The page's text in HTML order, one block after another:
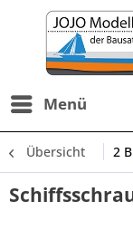
Menü
Übersicht 2